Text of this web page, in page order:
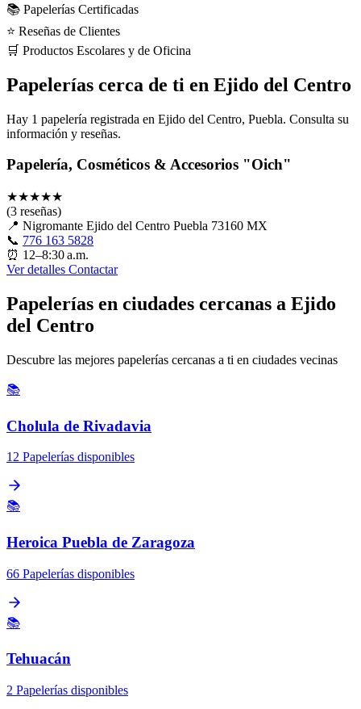
📚 Papelerías Certificadas
⭐ Reseñas de Clientes
🛒 Productos Escolares y de Oficina
Papelerías cerca de ti en Ejido del Centro
Hay 1 papelería registrada en Ejido del Centro, Puebla. Consulta su
información y reseñas.
Papelería, Cosméticos & Accesorios "Oich"
★★★★★
(3 reseñas)
📍 Nigromante Ejido del Centro Puebla 73160 MX
📞 776 163 5828
⏰ 12–8:30 a.m.
Ver detalles Contactar
Papelerías en ciudades cercanas a Ejido
del Centro
Descubre las mejores papelerías cercanas a ti en ciudades vecinas
📚
Cholula de Rivadavia
12 Papelerías disponibles
📚
Heroica Puebla de Zaragoza
66 Papelerías disponibles
📚
Tehuacán
2 Papelerías disponibles